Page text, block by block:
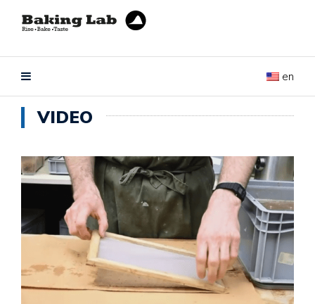
en
VIDEO